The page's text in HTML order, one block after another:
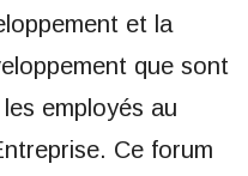
et la
que sont
employés au
Ce forum